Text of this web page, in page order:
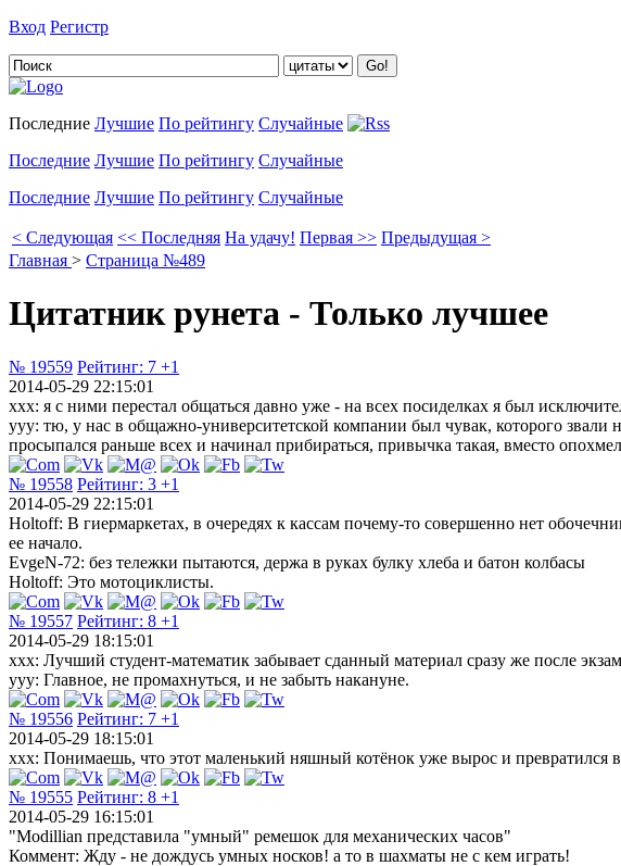
Вход Регистр
Последние Лучшие По рейтингу Случайные
Последние Лучшие По рейтингу Случайные
Последние Лучшие По рейтингу Случайные
< Следующая << Последняя На удачу! Первая >> Предыдущая >
Главная > Страница №489
Цитатник рунета - Только лучшее
№ 19559 Рейтинг: 7 +1
2014-05-29 22:15:01
xxx: я с ними перестал общаться давно уже - на всех посиделках я был
yyy: тю, у нас в общажно-университетской компании был чувак, которого
просыпался раньше всех и начинал прибираться, привычка такая, вместо
№ 19558 Рейтинг: 3 +1
2014-05-29 22:15:01
Holtoff: В гиермаркетах, в очередях к кассам почему-то совершенно нет
ее начало.
EvgeN-72: без тележки пытаются, держа в руках булку хлеба и батон колбасы
Holtoff: Это мотоциклисты.
№ 19557 Рейтинг: 8 +1
2014-05-29 18:15:01
xxx: Лучший студент-математик забывает сданный материал сразу же после
yyy: Главное, не промахнуться, и не забыть накануне.
№ 19556 Рейтинг: 7 +1
2014-05-29 18:15:01
xxx: Понимаешь, что этот маленький няшный котёнок уже вырос и превратился
№ 19555 Рейтинг: 8 +1
2014-05-29 16:15:01
"Modillian представила "умный" ремешок для механических часов"
Коммент: Жду - не дождусь умных носков! а то в шахматы не с кем играть!